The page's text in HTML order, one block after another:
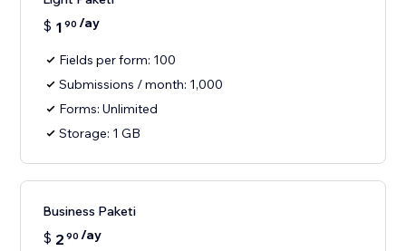
$ 1 90 /ay
Fields per form: 100
Submissions / month: 1,000
Forms: Unlimited
Storage: 1 GB
Business Paketi
$ 2 90 /ay